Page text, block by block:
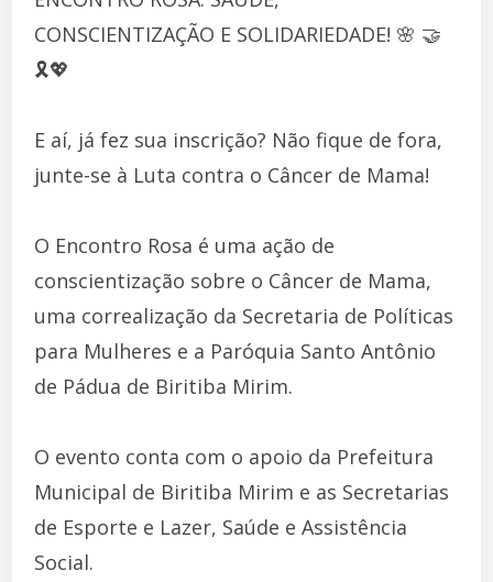
CONSCIENTIZAÇÃO E SOLIDARIEDADE! 🌸 🤝
🎗️💖
E aí, já fez sua inscrição? Não fique de fora,
junte-se à Luta contra o Câncer de Mama!
O Encontro Rosa é uma ação de
conscientização sobre o Câncer de Mama,
uma correalização da Secretaria de Políticas
para Mulheres e a Paróquia Santo Antônio
de Pádua de Biritiba Mirim.
O evento conta com o apoio da Prefeitura
Municipal de Biritiba Mirim e as Secretarias
de Esporte e Lazer, Saúde e Assistência
Social.